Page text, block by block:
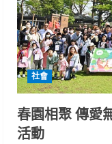
店
「花
開
盛
夏」
謝
師
宴
早
鳥
開
跑，
滿
社會
春園相聚 傳愛
活動